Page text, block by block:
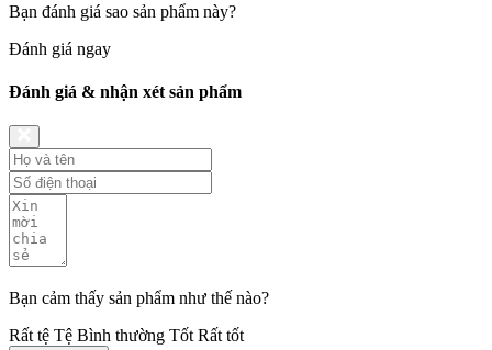
Bạn đánh giá sao sản phẩm này?
Đánh giá ngay
Đánh giá & nhận xét sản phẩm
Bạn cảm thấy sản phẩm như thế nào?
Rất tệ Tệ Bình thường Tốt Rất tốt